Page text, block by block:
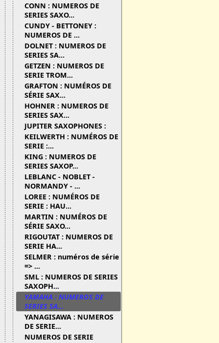
CONN : NUMEROS DE
SERIES SAXO...
CUNDY - BETTONEY :
NUMEROS DE ...
DOLNET : NUMEROS DE
SERIES SA...
GETZEN : NUMEROS DE
SERIE TROM...
GRAFTON : NUMÉROS DE
SÉRIE SAX...
HOHNER : NUMEROS DE
SERIES SAX...
JUPITER SAXOPHONES :
KEILWERTH : NUMÉROS DE
SERIE :...
KING : NUMEROS DE
SERIES SAXOP...
LEBLANC - NOBLET -
NORMANDY - ...
LOREE : NUMÉROS DE
SERIE : HAU...
MARTIN : NUMÉROS DE
SÉRIE SAXO...
RIGOUTAT : NUMEROS DE
SERIE HA...
SELMER : numéros de série
=> ...
SML : NUMEROS DE SERIES
SAXOPH...
YAMAHA : NUMEROS DE
SERIES SA...
YANAGISAWA : NUMEROS
DE SERIE...
NUMEROS DE SERIE